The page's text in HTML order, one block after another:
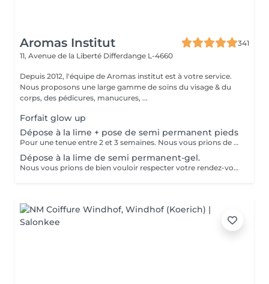
Aromas Institut
341
11, Avenue de la Liberté Differdange L-4660
Depuis 2012, l'équipe de Aromas institut est à votre service.
Nous proposons une large gamme de soins du visage & du
corps, des pédicures, manucures, ...
Forfait glow up
Dépose à la lime + pose de semi permanent pieds
Pour une tenue entre 2 et 3 semaines. Nous vous prions de bien vouloir respecter votre rendez-vous. En prenant rendez-vous, vous occupez une place, dont une autre personne aurait éventuellement besoin. Tout rendez-vous non annulé 24h en avance, est susceptible d'être facturé. (Si vous ne pouvez pas vous présenter à votre RDV, proposez-le éventuellement à un proche ou à un ami) Toute l'équipe de Aromas Institut vous remercie pour votre respect et votre compréhension.
Dépose à la lime de semi permanent-gel.
Nous vous prions de bien vouloir respecter votre rendez-vous. En prenant rendez-vous, vous occupez une place, dont une autre personne aurait éventuellement besoin. Tout rendez-vous non annulé 24h en avance, est susceptible d'être facturé. (Si vous ne pouvez pas vous présenter à votre RDV, proposez-le éventuellement à un proche ou à un ami) Toute l'équipe de Aromas Institut vous remercie pour votre respect et votre compréhension.